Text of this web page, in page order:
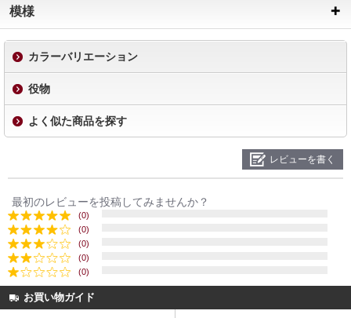
模様
カラーバリエーション
役物
よく似た商品を探す
レビューを書く
最初のレビューを投稿してみませんか？
(0)
(0)
(0)
(0)
(0)
お買い物ガイド